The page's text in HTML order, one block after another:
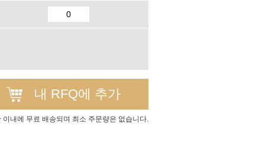
내 RFQ에 추가
내에 무료 배송되며 최소 주문량은 없습니다.